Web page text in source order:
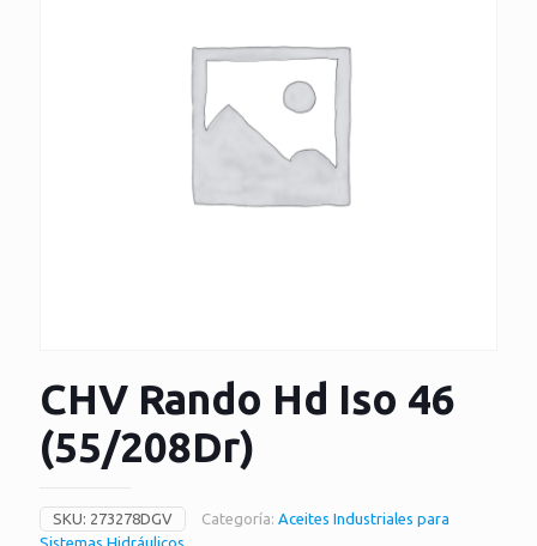
CHV Rando Hd Iso 46
(55/208Dr)
SKU: 273278DGV Categoría: Aceites Industriales para
Sistemas Hidráulicos